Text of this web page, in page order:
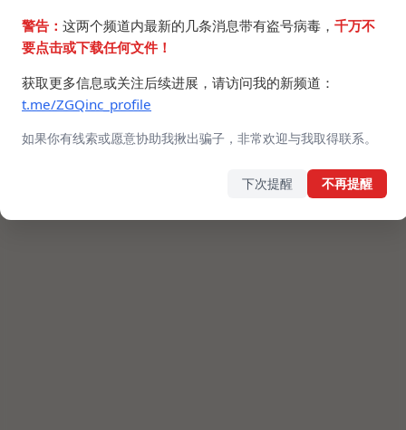
警告： 这两个频道内最新的几条消息带有盗号病毒， 千万不
要点击或下载任何文件！
获取更多信息或关注后续进展，请访问我的新频道：
t.me/ZGQinc_profile
如果你有线索或愿意协助我揪出骗子，非常欢迎与我取得联系。
下次提醒 不再提醒